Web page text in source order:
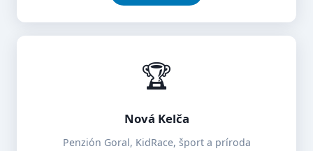
🏆
Nová Kelča
Penzión Goral, KidRace, šport a príroda